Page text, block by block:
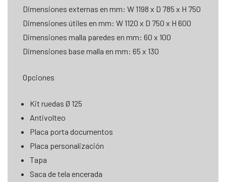
Dimensiones externas en mm: W 1198 x D 785 x H 750
Dimensiones útiles en mm: W 1120 x D 750 x H 600
Dimensiones malla paredes en mm: 60 x 100
Dimensiones base malla en mm: 65 x 130
Opciones
Kit ruedas Ø 125
Antivolteo
Placa porta documentos
Placa personalización
Tapa
Saca de tela encerada